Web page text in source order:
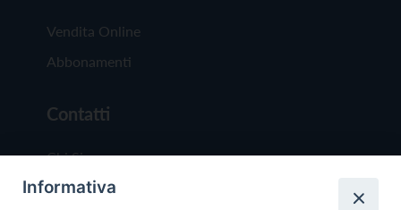
Vendita Online
Abbonamenti
Contatti
Chi Siamo
Redazione
Informativa